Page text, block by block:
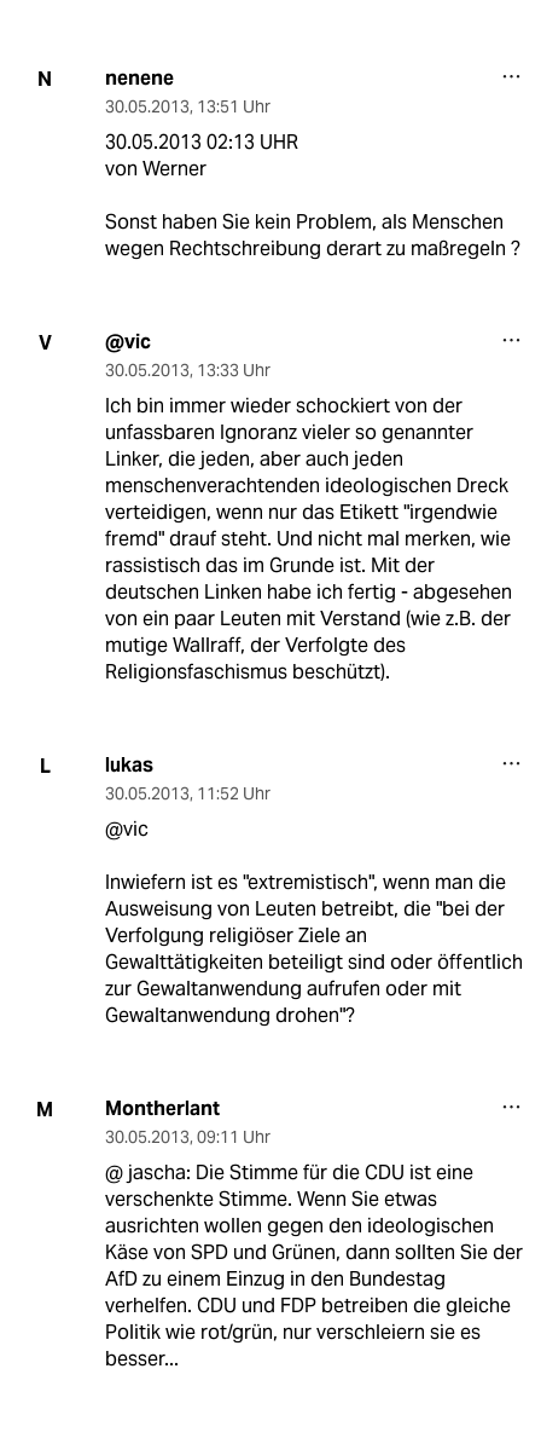
N nenene
30.05.2013, 13:51 Uhr
30.05.2013 02:13 UHR
von Werner
Sonst haben Sie kein Problem, als Menschen
wegen Rechtschreibung derart zu maßregeln ?
V @vic
30.05.2013, 13:33 Uhr
Ich bin immer wieder schockiert von der
unfassbaren Ignoranz vieler so genannter
Linker, die jeden, aber auch jeden
menschenverachtenden ideologischen Dreck
verteidigen, wenn nur das Etikett "irgendwie
fremd" drauf steht. Und nicht mal merken, wie
rassistisch das im Grunde ist. Mit der
deutschen Linken habe ich fertig - abgesehen
von ein paar Leuten mit Verstand (wie z.B. der
mutige Wallraff, der Verfolgte des
Religionsfaschismus beschützt).
L lukas
30.05.2013, 11:52 Uhr
@vic
Inwiefern ist es "extremistisch", wenn man die
Ausweisung von Leuten betreibt, die "bei der
Verfolgung religiöser Ziele an
Gewalttätigkeiten beteiligt sind oder öffentlich
zur Gewaltanwendung aufrufen oder mit
Gewaltanwendung drohen"?
M Montherlant
30.05.2013, 09:11 Uhr
@ jascha: Die Stimme für die CDU ist eine
verschenkte Stimme. Wenn Sie etwas
ausrichten wollen gegen den ideologischen
Käse von SPD und Grünen, dann sollten Sie der
AfD zu einem Einzug in den Bundestag
verhelfen. CDU und FDP betreiben die gleiche
Politik wie rot/grün, nur verschleiern sie es
besser...